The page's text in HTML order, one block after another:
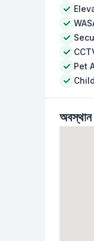
Pet
অবস্থান